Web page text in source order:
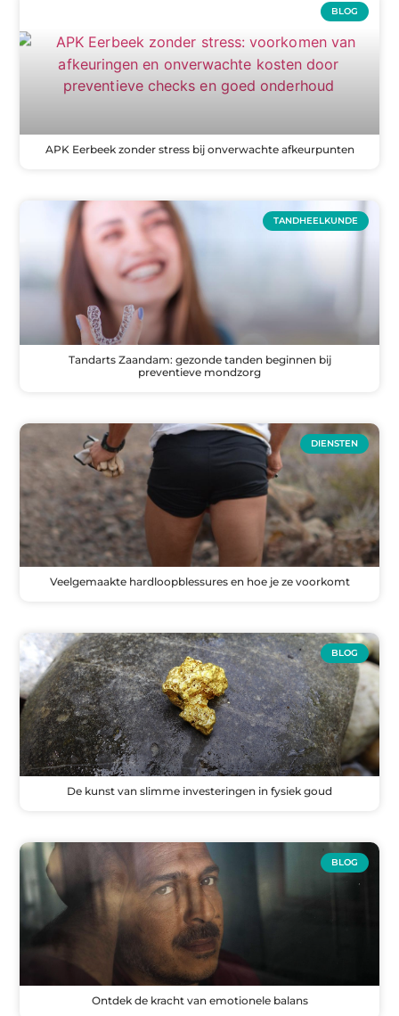
BLOG
APK Eerbeek zonder stress bij onverwachte afkeurpunten
TANDHEELKUNDE
Tandarts Zaandam: gezonde tanden beginnen bij
preventieve mondzorg
DIENSTEN
Veelgemaakte hardloopblessures en hoe je ze voorkomt
BLOG
De kunst van slimme investeringen in fysiek goud
BLOG
Ontdek de kracht van emotionele balans